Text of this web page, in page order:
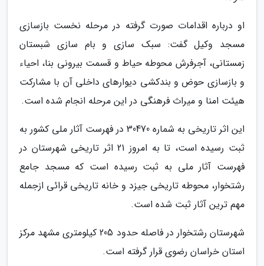
او درباره اقدامات صورت گرفته در مرحله نخست بازسازی
مسجد وکیل گفت: سبک سازی و بام سازی شبستان
زمستانی، آجرفرش محوطه حیاط و قسمت بیرونی بنا، احیاء
و بازسازی حوض و بندکشی دیوارهای داخلی آن با مشارکت
هیئت امنا و میراث فرهنگی در این مرحله انجام شده است.
این اثر تاریخی به شماره 30470 در فهرست آثار ملی کشور به
ثبت رسیده است، تا به امروز 21 اثر تاریخی شهرستان در
فهرست آثار ملی به ثبت رسیده است که مسجد جامع
رشتخوار، محوطه تاریخی جیزد و خانه تاریخی قرائی ازجمله
مهم ترین آثار ثبت شده است.
شهرستان رشتخوار در فاصله حدود 205 کیلومتری مشهد مرکز
استان خراسان رضوی قرار گرفته است.